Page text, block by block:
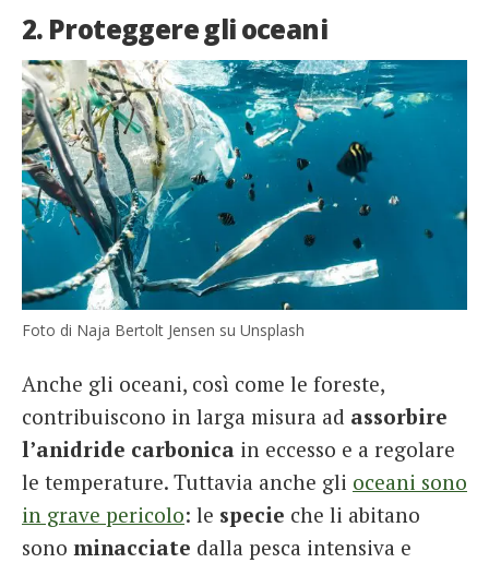
2. Proteggere gli oceani
Foto di Naja Bertolt Jensen su Unsplash
Anche gli oceani, così come le foreste,
contribuiscono in larga misura ad assorbire
l’anidride carbonica in eccesso e a regolare
le temperature. Tuttavia anche gli oceani sono
in grave pericolo: le specie che li abitano
sono minacciate dalla pesca intensiva e